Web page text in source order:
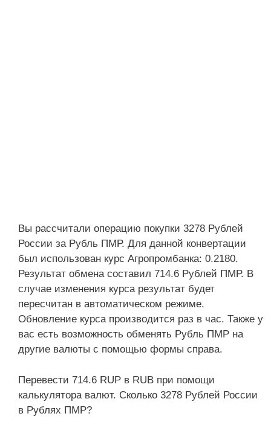
Вы рассчитали операцию покупки 3278 Рублей
России за Рубль ПМР. Для данной конвертации
был использован курс Агропромбанка: 0.2180.
Результат обмена составил 714.6 Рублей ПМР. В
случае изменения курса результат будет
пересчитан в автоматическом режиме.
Обновление курса производится раз в час. Также у
вас есть возможность обменять Рубль ПМР на
другие валюты с помощью формы справа.
Перевести 714.6 RUP в RUB при помощи
калькулятора валют. Сколько 3278 Рублей России
в Рублях ПМР?